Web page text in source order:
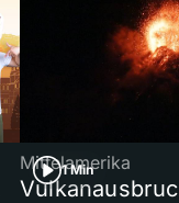
1 Min
Mittelamerika